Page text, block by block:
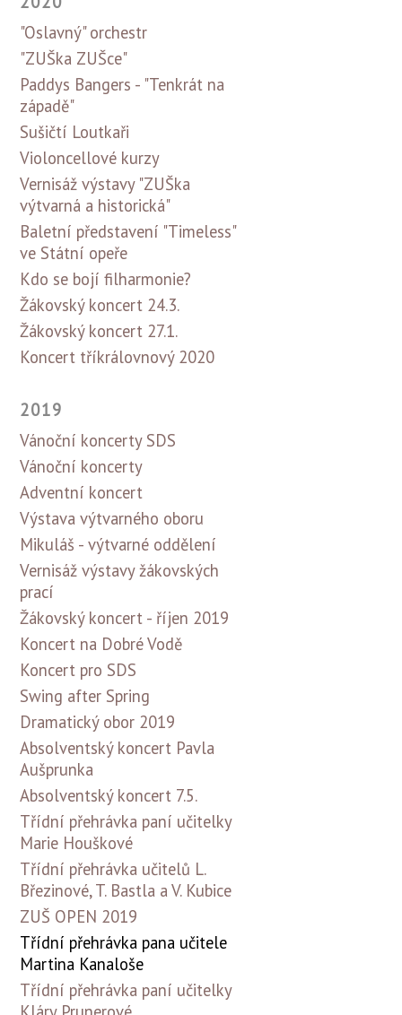
"Oslavný" orchestr
"ZUŠka ZUŠce"
Paddys Bangers - "Tenkrát na
západě"
Sušičtí Loutkaři
Violoncellové kurzy
Vernisáž výstavy "ZUŠka
výtvarná a historická"
Baletní představení "Timeless"
ve Státní opeře
Kdo se bojí filharmonie?
Žákovský koncert 24.3.
Žákovský koncert 27.1.
Koncert tříkrálovnový 2020
2019
Vánoční koncerty SDS
Vánoční koncerty
Adventní koncert
Výstava výtvarného oboru
Mikuláš - výtvarné oddělení
Vernisáž výstavy žákovských
prací
Žákovský koncert - říjen 2019
Koncert na Dobré Vodě
Koncert pro SDS
Swing after Spring
Dramatický obor 2019
Absolventský koncert Pavla
Aušprunka
Absolventský koncert 7.5.
Třídní přehrávka paní učitelky
Marie Houškové
Třídní přehrávka učitelů L.
Březinové, T. Bastla a V. Kubice
ZUŠ OPEN 2019
Třídní přehrávka pana učitele
Martina Kanaloše
Třídní přehrávka paní učitelky